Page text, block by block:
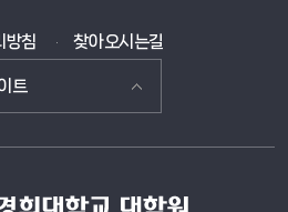
방침 찾아오시는길
트